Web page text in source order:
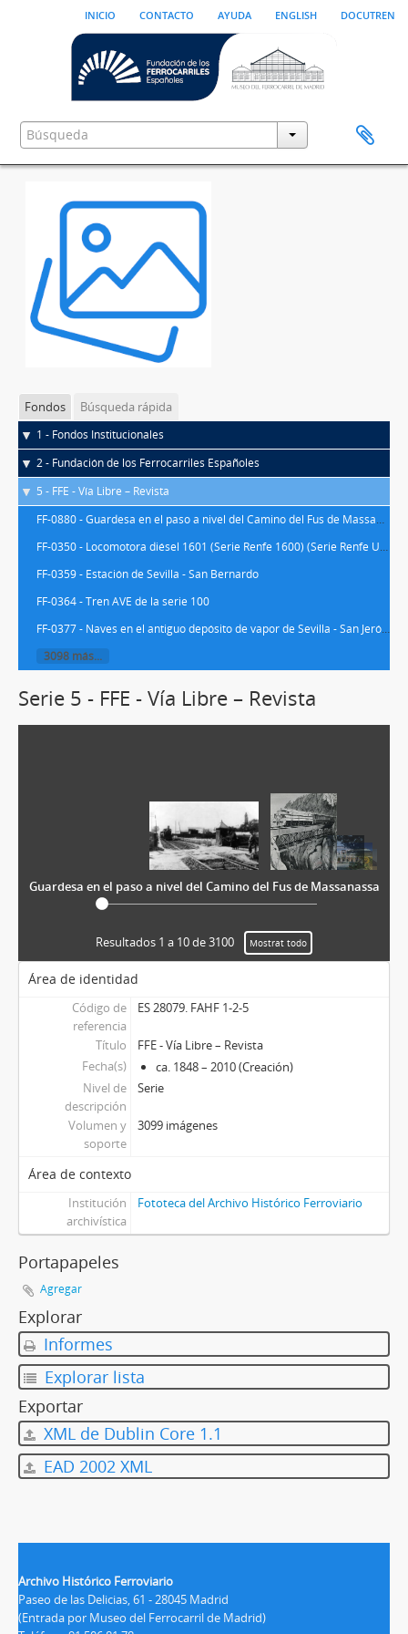
inicio contacto ayuda english docutren
Fondos Búsqueda rápida
1 - Fondos Institucionales
2 - Fundación de los Ferrocarriles Españoles
5 - FFE - Vía Libre – Revista
FF-0880 - Guardesa en el paso a nivel del Camino del Fus de Massanassa
FF-0350 - Locomotora diésel 1601 (Serie Renfe 1600) (Serie Renfe UIC 316)
FF-0359 - Estación de Sevilla - San Bernardo
FF-0364 - Tren AVE de la serie 100
FF-0377 - Naves en el antiguo depósito de vapor de Sevilla - San Jerónimo
3098 más...
Serie 5 - FFE - Vía Libre – Revista
Guardesa en el paso a nivel del Camino del Fus de Massanassa
Resultados 1 a 10 de 3100 Mostrat todo
Área de identidad
Código de
referencia
ES 28079. FAHF 1-2-5
Título
FFE - Vía Libre – Revista
Fecha(s)
ca. 1848 – 2010 (Creación)
Nivel de
descripción
Serie
Volumen y
soporte
3099 imágenes
Área de contexto
Institución
archivística
Fototeca del Archivo Histórico Ferroviario
Portapapeles
Agregar
Explorar
Informes
Explorar lista
Exportar
XML de Dublin Core 1.1
EAD 2002 XML
Archivo Histórico Ferroviario
Paseo de las Delicias, 61 - 28045 Madrid
(Entrada por Museo del Ferrocarril de Madrid)